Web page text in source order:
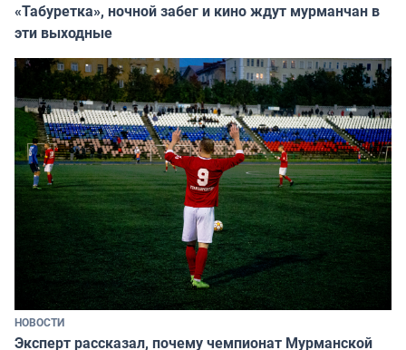
«Табуретка», ночной забег и кино ждут мурманчан в
эти выходные
НОВОСТИ
Эксперт рассказал, почему чемпионат Мурманской